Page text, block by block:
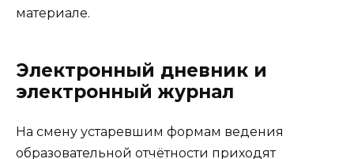
материале.
Электронный дневник и
электронный журнал
На смену устаревшим формам ведения
образовательной отчётности приходят